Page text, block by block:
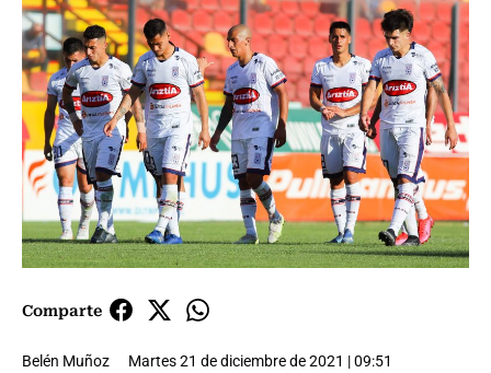
Comparte
Belén Muñoz Martes 21 de diciembre de 2021 | 09:51